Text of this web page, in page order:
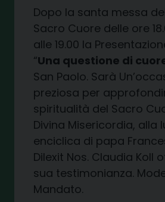
Dopo la santa messa
Sacro Cuore delle ore
alle 19.00 la
“Una questione di
San Paolo. Sarà
preziosa per
spiritualità del Sacro
Divina Misericordia, alla
enciclica di papa
Dilexit Nos. Claudia Koll
sua testimonianza.
Mandato.